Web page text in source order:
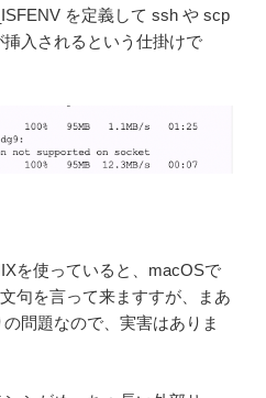
を定義して ssh や scp
入されるという仕掛けで
を使っていると、macOSで
句を言って来ますすが、まあ
問題なので、実害はありま